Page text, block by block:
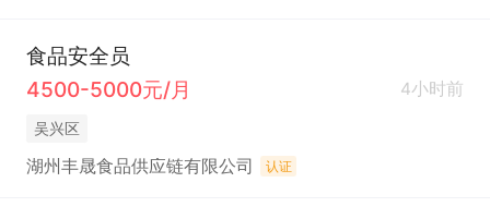
食品安全员
4500-5000元/月
4小时前
吴兴区
湖州丰晟食品供应链有限公司 认证